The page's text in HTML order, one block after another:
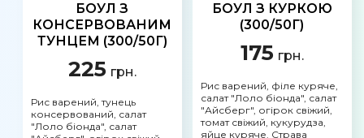
БОУЛ З
КОНСЕРВОВАНИМ
ТУНЦЕМ (300/50Г)
225 грн.
Рис варений, тунець
консервований, салат
"Лоло біонда", салат
БОУЛ З КУРКОЮ
(300/50Г)
175 грн.
Рис варений, філе куряче,
салат "Лоло біонда", салат
"Айсберг", огірок свіжий,
томат свіжий, кукурудза,
яйце куряче. Страва